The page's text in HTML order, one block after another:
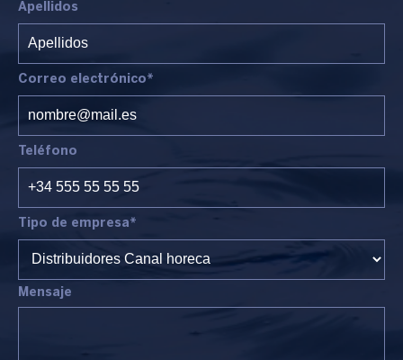
Apellidos
Correo electrónico*
Teléfono
Tipo de empresa*
Mensaje